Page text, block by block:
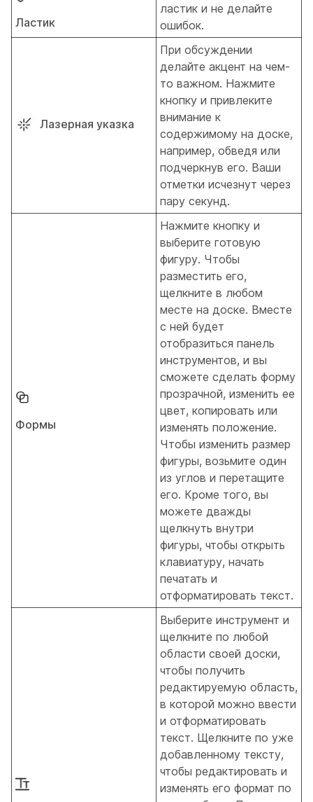
Ластик
ластик и не делайте
ошибок.
Лазерная указка
При обсуждении
делайте акцент на чем-
то важном. Нажмите
кнопку и привлеките
внимание к
содержимому на доске,
например, обведя или
подчеркнув его. Ваши
отметки исчезнут через
пару секунд.
Формы
Нажмите кнопку и
выберите готовую
фигуру. Чтобы
разместить его,
щелкните в любом
месте на доске. Вместе
с ней будет
отобразиться панель
инструментов, и вы
сможете сделать форму
прозрачной, изменить ее
цвет, копировать или
изменять положение.
Чтобы изменить размер
фигуры, возьмите один
из углов и перетащите
его. Кроме того, вы
можете дважды
щелкнуть внутри
фигуры, чтобы открыть
клавиатуру, начать
печатать и
отформатировать текст.
Выберите инструмент и
щелкните по любой
области своей доски,
чтобы получить
редактируемую область,
в которой можно ввести
и отформатировать
текст. Щелкните по уже
добавленному тексту,
чтобы редактировать и
изменять его формат по